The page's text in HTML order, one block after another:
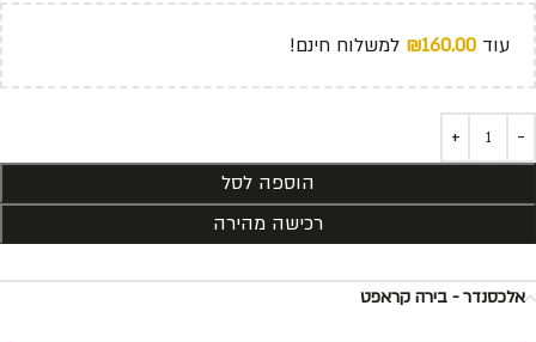
עוד ₪160.00 למשלוח חינם!
הוספה לסל
רכישה מהירה
אלכסנדר - בירה קראפט